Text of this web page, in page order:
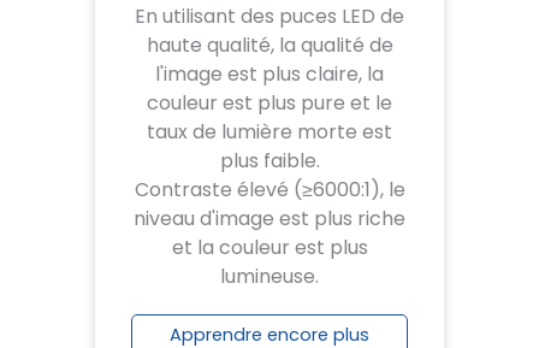
En utilisant des puces LED de
haute qualité, la qualité de
l'image est plus claire, la
couleur est plus pure et le
taux de lumière morte est
plus faible.
Contraste élevé (≥6000:1), le
niveau d'image est plus riche
et la couleur est plus
lumineuse.
Apprendre encore plus